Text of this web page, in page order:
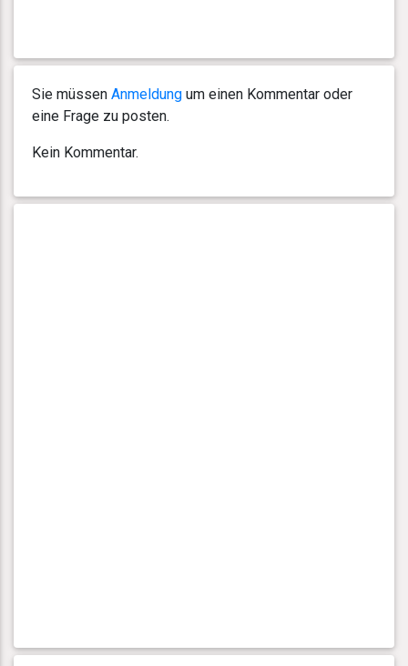
Sie müssen Anmeldung um einen Kommentar oder
eine Frage zu posten.
Kein Kommentar.